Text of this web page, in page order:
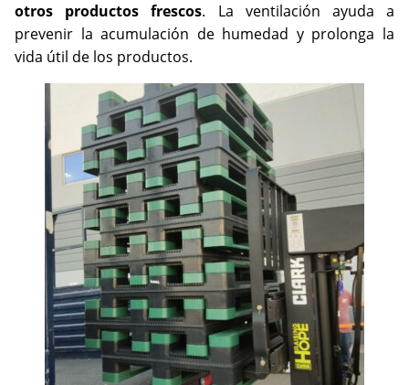
otros productos frescos. La ventilación ayuda a
prevenir la acumulación de humedad y prolonga la
vida útil de los productos.